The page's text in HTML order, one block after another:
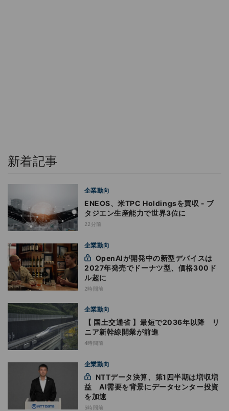
新着記事
企業動向
ENEOS、米TPC Holdingsを買収 - ブ
タジエン生産能力で世界3位に
22分前
企業動向
2027年発売でドーナツ型、価格300ド
ル超に
2時間前
企業動向
【 国土交通省 】最短で2036年以降 リ
ニア新幹線開業が前進
4時間前
企業動向
益 AI需要を背景にデータセンター投資
を加速
5時間前